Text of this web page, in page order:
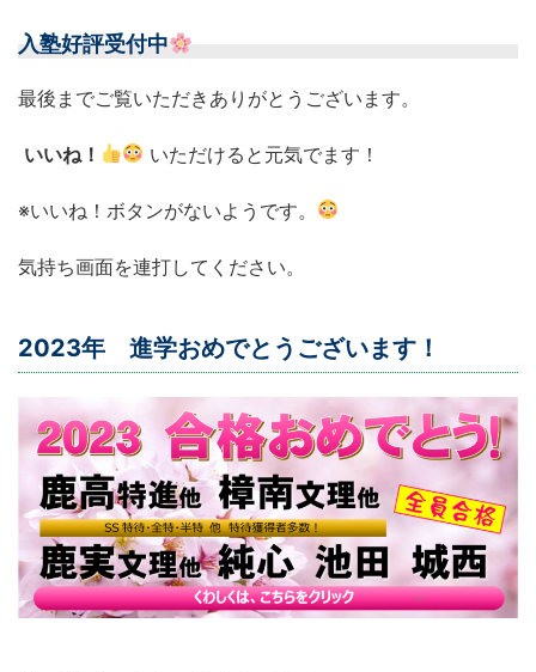
入塾好評受付中
最後までご覧いただきありがとうございます。
いいね！ いただけると元気でます！
※いいね！ボタンがないようです。
気持ち画面を連打してください。
2023年 進学おめでとうございます！